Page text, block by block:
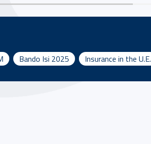
Bando Isi 2025 Insurance in the U.E.